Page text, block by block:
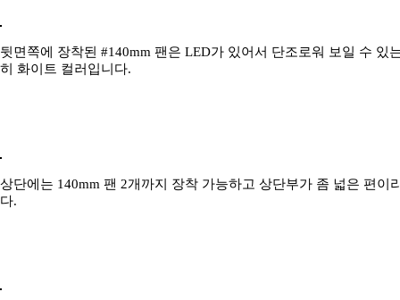
뒷면쪽에 장착된 #140mm 팬은 LED가 있어서 단조로워 보일 수 있
히 화이트 컬러입니다.
상단에는 140mm 팬 2개까지 장착 가능하고 상단부가 좀 넓은 편이
다.